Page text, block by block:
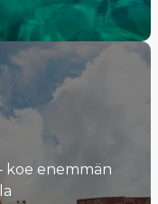
koe enemmän